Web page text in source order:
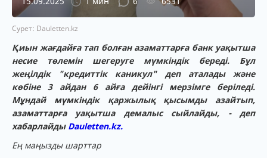
Сурет: Dauletten.kz
Қиын жағдайға тап болған азаматтарға банк уақытша
несие төлемін шегеруге мүмкіндік береді. Бұл
жеңілдік "кредиттік каникул" деп аталады және
көбіне 3 айдан 6 айға дейінгі мерзімге беріледі.
Мұндай мүмкіндік қаржылық қысымды азайтып,
азаматтарға уақытша демалыс сыйлайды, - деп
хабарлайды Dauletten.kz.
Ең маңызды шарттар